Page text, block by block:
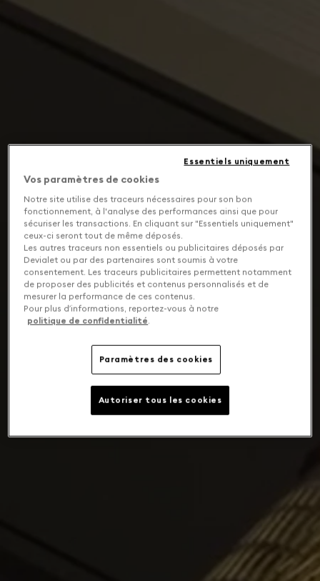
Vos paramètres de cookies
Notre site utilise des traceurs nécessaires pour son bon
fonctionnement, à l'analyse des performances ainsi que pour
sécuriser les transactions. En cliquant sur "Essentiels uniquement"
ceux-ci seront tout de même déposés.
Les autres traceurs non essentiels ou publicitaires déposés par
Devialet ou par des partenaires sont soumis à votre
consentement. Les traceurs publicitaires permettent notamment
de proposer des publicités et contenus personnalisés et de
mesurer la performance de ces contenus.
Pour plus d’informations, reportez-vous à notre
politique de confidentialité.
Paramètres des cookies
Essentiels uniquement
Autoriser tous les cookies